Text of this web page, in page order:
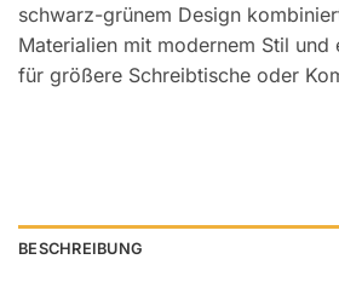
schwarz-grünem Design
Materialien mit modernem Stil
für größere Schreibtische oder
BESCHREIBUNG